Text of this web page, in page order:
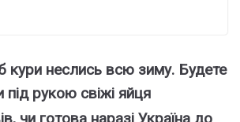
кури неслись всю зиму. Будете
рукою свіжі яйця